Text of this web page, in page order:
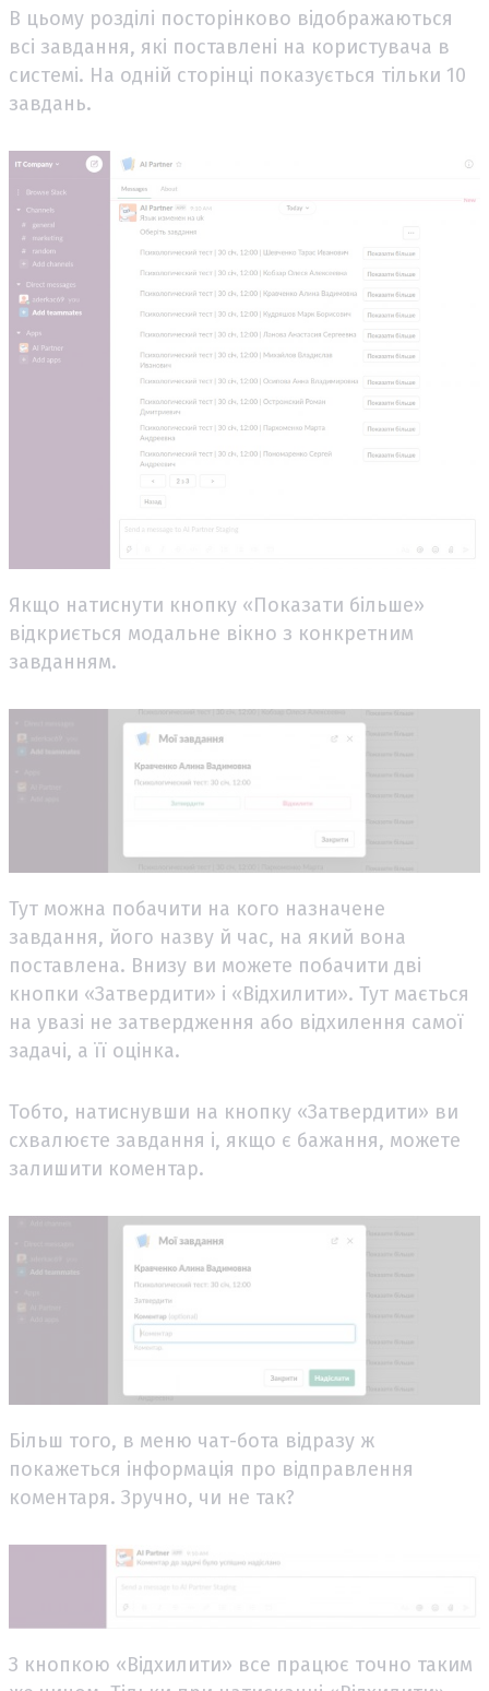
В цьому розділі посторінково відображаються
всі завдання, які поставлені на користувача в
системі. На одній сторінці показується тільки 10
завдань.
Якщо натиснути кнопку «Показати більше»
відкриється модальне вікно з конкретним
завданням.
Тут можна побачити на кого назначене
завдання, його назву й час, на який вона
поставлена. Внизу ви можете побачити дві
кнопки «Затвердити» і «Відхилити». Тут мається
на увазі не затвердження або відхилення самої
задачі, а її оцінка.
Тобто, натиснувши на кнопку «Затвердити» ви
схвалюєте завдання і, якщо є бажання, можете
залишити коментар.
Більш того, в меню чат-бота відразу ж
покажеться інформація про відправлення
коментаря. Зручно, чи не так?
З кнопкою «Відхилити» все працює точно таким